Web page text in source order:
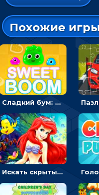
Похожие
Сладкий бум: тапнуть, чтобы взорвать желейки - головоломка
Искать скрытый алфавит на картинках с мультяшными героями - головоломка для детей